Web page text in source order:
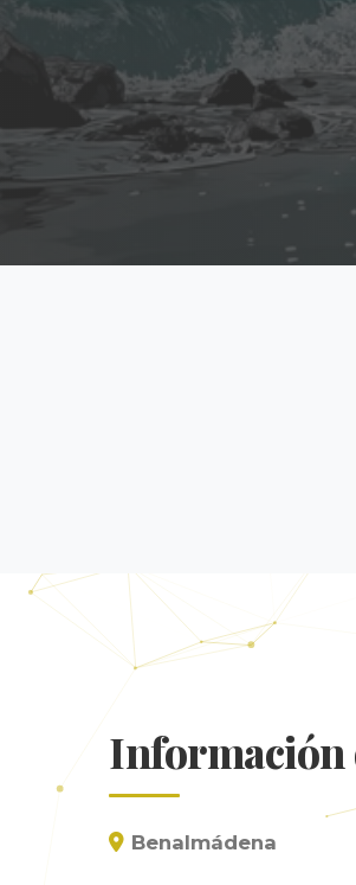
Información
Benalmádena